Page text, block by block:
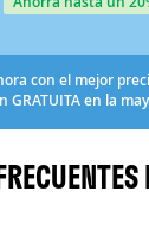
con el mejor
GRATUITAen la